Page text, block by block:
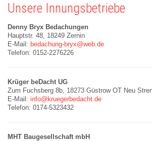
Unsere Innungsbetriebe
Denny Bryx Bedachungen
Hauptstr. 48, 18249 Zernin
E-Mail: bedachung-bryx@web.de
Telefon: 0152-2276226
Krüger beDacht UG
Zum Fuchsberg 8b, 18273 Güstrow OT Neu
E-Mail: info@kruegerbedacht.de
Telefon: 0174-5323432
MHT Baugesellschaft mbH